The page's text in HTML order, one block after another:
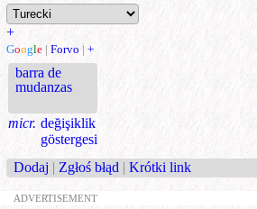
+
Google | Forvo | +
barra de
mudanzas
micr. değişiklik
göstergesi
Dodaj | Zgłoś błąd | Krótki link
ADVERTISEMENT